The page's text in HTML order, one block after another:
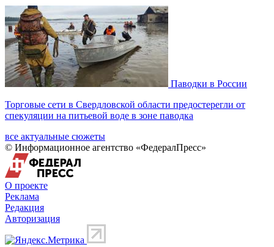
Паводки в России
Торговые сети в Свердловской области предостерегли от
спекуляции на питьевой воде в зоне паводка
все актуальные сюжеты
© Информационное агентство «ФедералПресс»
О проекте
Реклама
Редакция
Авторизация